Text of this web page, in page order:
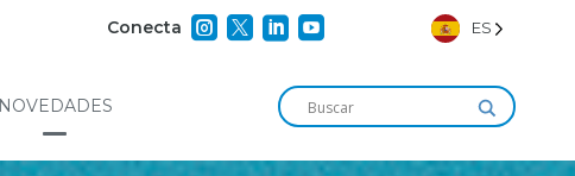
Conecta     ES
NOVEDADES